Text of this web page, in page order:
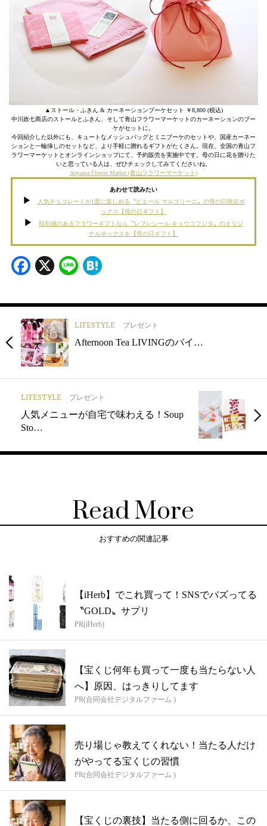
▲ストール・ふきん & カーネーションブーケセット ￥8,800 (税込)
中川政七商店のストールとふきん、そして青山フラワーマーケットのカーネーションのブー
ケがセットに。
今回紹介した以外にも、キュートなメッシュバッグとミニブーケのセットや、国産カーネー
ションと一輪挿しのセットなど、より手軽に贈れるギフトがたくさん。現在、全国の青山フ
ラワーマーケットとオンラインショップにて、予約販売を実施中です。母の日に花を贈りた
いと思っている人は、ぜひチェックしてみてくださいね。
Aoyama Flower Market (青山フラワーマーケット)
あわせて読みたい
人気チョコレートが1度に楽しめる〝ピエール マルコリーニ〟の母の日限定ボ
ックス【母の日ギフト】
特別感のあるフラワーギフトなら〝レフレシール キョウコフジタ〟のオリジ
ナルボックスを【母の日ギフト】
Facebook
X Line
LIFESTYLE プレゼント
Afternoon Tea LIVINGのバイ…
LIFESTYLE プレゼント
人気メニューが自宅で味わえる！Soup
Sto…
Read More
おすすめの関連記事
【iHerb】でこれ買って！SNSでバズってる
〝GOLD〟サプリ
PR(iHerb)
【宝くじ何年も買って一度も当たらない人
へ】原因、はっきりしてます
PR(合同会社デジタルファーム )
売り場じゃ教えてくれない！当たる人だけ
がやってる宝くじの習慣
PR(合同会社デジタルファーム )
【宝くじの裏技】当たる側に回るか、この